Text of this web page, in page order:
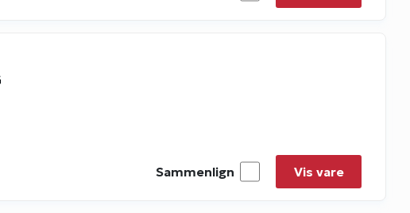
Sammenlign Vis vare